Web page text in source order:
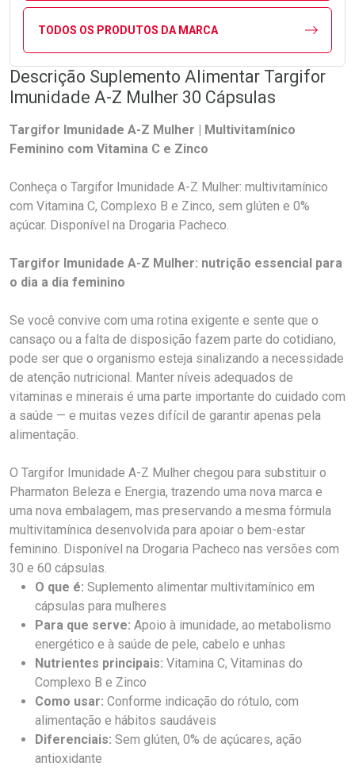
TODOS OS PRODUTOS DA MARCA
Descrição Suplemento Alimentar Targifor
Imunidade A-Z Mulher 30 Cápsulas
Targifor Imunidade A-Z Mulher | Multivitamínico
Feminino com Vitamina C e Zinco
Conheça o Targifor Imunidade A-Z Mulher: multivitamínico
com Vitamina C, Complexo B e Zinco, sem glúten e 0%
açúcar. Disponível na Drogaria Pacheco.
Targifor Imunidade A-Z Mulher: nutrição essencial para
o dia a dia feminino
Se você convive com uma rotina exigente e sente que o
cansaço ou a falta de disposição fazem parte do cotidiano,
pode ser que o organismo esteja sinalizando a necessidade
de atenção nutricional. Manter níveis adequados de
vitaminas e minerais é uma parte importante do cuidado com
a saúde — e muitas vezes difícil de garantir apenas pela
alimentação.
O Targifor Imunidade A-Z Mulher chegou para substituir o
Pharmaton Beleza e Energia, trazendo uma nova marca e
uma nova embalagem, mas preservando a mesma fórmula
multivitamínica desenvolvida para apoiar o bem-estar
feminino. Disponível na Drogaria Pacheco nas versões com
30 e 60 cápsulas.
O que é: Suplemento alimentar multivitamínico em
cápsulas para mulheres
Para que serve: Apoio à imunidade, ao metabolismo
energético e à saúde de pele, cabelo e unhas
Nutrientes principais: Vitamina C, Vitaminas do
Complexo B e Zinco
Como usar: Conforme indicação do rótulo, com
alimentação e hábitos saudáveis
Diferenciais: Sem glúten, 0% de açúcares, ação
antioxidante